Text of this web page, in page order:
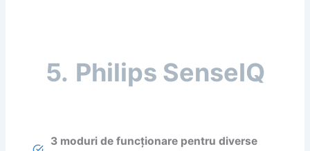
5. Philips SenseIQ
3 moduri de funcționare pentru diverse